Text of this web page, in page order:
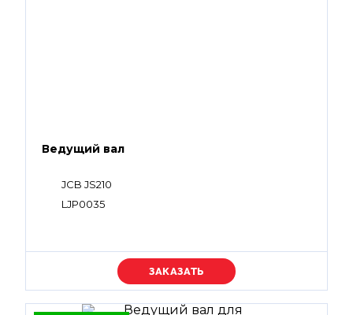
Ведущий вал
JCB JS210
LJP0035
Уточняйте цену